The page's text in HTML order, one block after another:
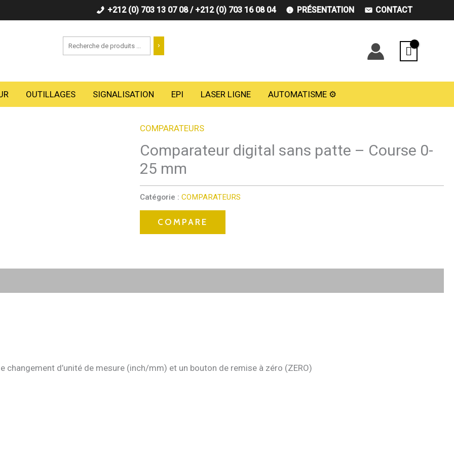
+212 (0) 703 13 07 08 / +212 (0) 703 16 08 04 PRÉSENTATION CONTACT
OUTILLAGES SIGNALISATION EPI LASER LIGNE AUTOMATISME ⚙️
COMPARATEURS
Comparateur digital sans patte – Course 0-
25 mm
Catégorie :COMPARATEURS
COMPARE
d’unité de mesure (inch/mm) et un bouton de remise à zéro (ZERO)